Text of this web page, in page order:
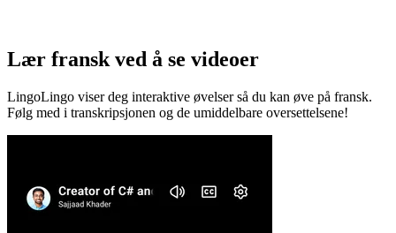
Lær fransk ved å se videoer
LingoLingo viser deg interaktive øvelser så du kan øve på fransk.
Følg med i transkripsjonen og de umiddelbare oversettelsene!